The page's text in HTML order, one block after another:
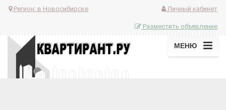
Регион: в Новосибирске Личный кабинет
Разместить объявление
МЕНЮ